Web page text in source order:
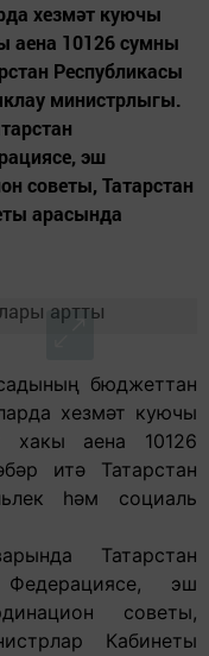
хезмәт куючы
аена 10126 сумны
Республикасы
министрлыгы.
эш
советы, Татарстан
арасында
бюджеттан
хезмәт куючы
хакы аена 10126
итә Татарстан
һәм социаль
Татарстан
Федерациясе, эш
советы,
Кабинеты